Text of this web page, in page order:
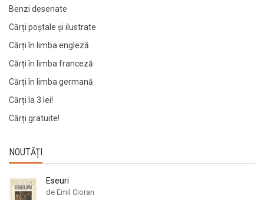
Benzi desenate
Cărți poștale și ilustrate
Cărți în limba engleză
Cărți în limba franceză
Cărți în limba germană
Cărți la 3 lei!
Cărți gratuite!
NOUTĂȚI
Eseuri
de Emil Cioran